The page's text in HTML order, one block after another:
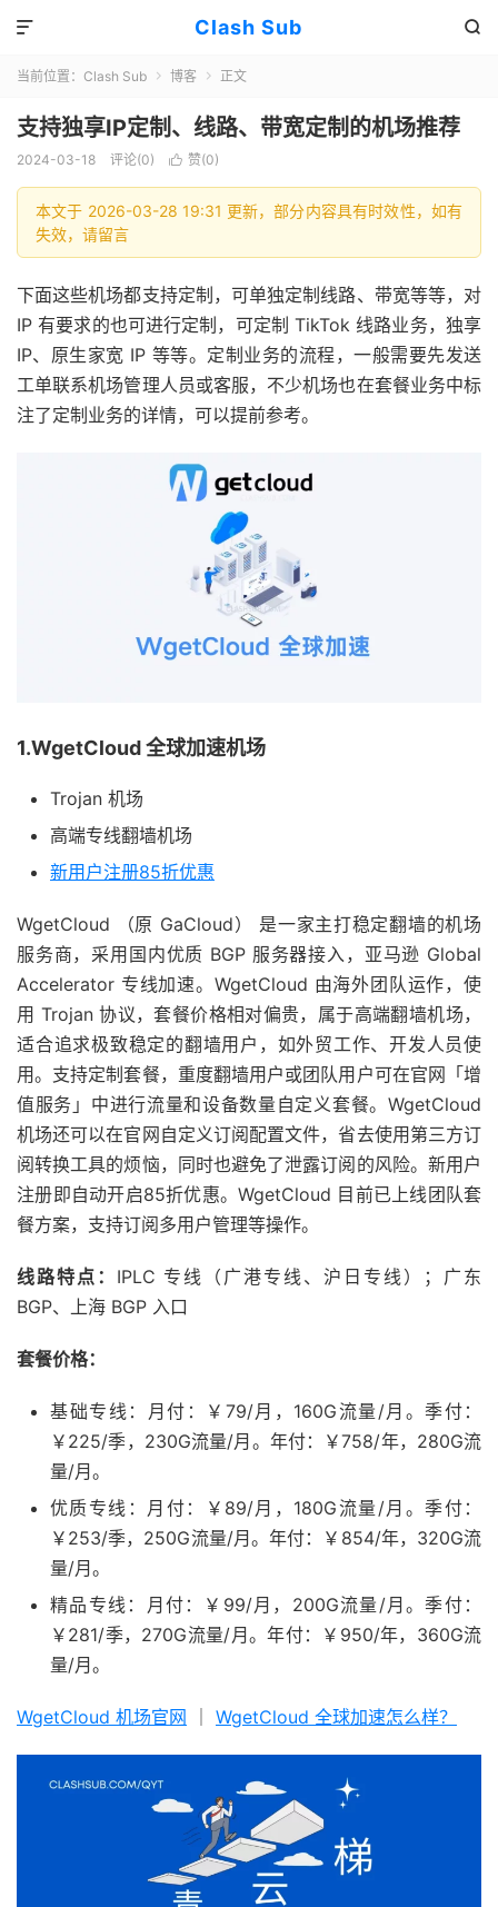
Clash Sub 

当前位置： Clash Sub  博客  正文
支持独享IP定制、线路、带宽定制的机场推荐
2024-03-18 评论(0)  赞(0)
本文于 2026-03-28 19:31 更新，部分内容具有时效性，如有
失效，请留言
下面这些机场都支持定制，可单独定制线路、带宽等等，对
IP 有要求的也可进行定制，可定制 TikTok 线路业务，独享
IP、原生家宽 IP 等等。定制业务的流程，一般需要先发送
工单联系机场管理人员或客服，不少机场也在套餐业务中标
注了定制业务的详情，可以提前参考。
1.WgetCloud 全球加速机场
Trojan 机场
高端专线翻墙机场
新用户注册85折优惠
WgetCloud （原 GaCloud） 是一家主打稳定翻墙的机场
服务商，采用国内优质 BGP 服务器接入，亚马逊 Global
Accelerator 专线加速。WgetCloud 由海外团队运作，使
用 Trojan 协议，套餐价格相对偏贵，属于高端翻墙机场，
适合追求极致稳定的翻墙用户，如外贸工作、开发人员使
用。支持定制套餐，重度翻墙用户或团队用户可在官网「增
值服务」中进行流量和设备数量自定义套餐。WgetCloud
机场还可以在官网自定义订阅配置文件，省去使用第三方订
阅转换工具的烦恼，同时也避免了泄露订阅的风险。新用户
注册即自动开启85折优惠。WgetCloud 目前已上线团队套
餐方案，支持订阅多用户管理等操作。
线路特点： IPLC 专线（广港专线、沪日专线）；广东
BGP、上海 BGP 入口
套餐价格：
基础专线：月付：￥79/月，160G流量/月。季付：
￥225/季，230G流量/月。年付：￥758/年，280G流
量/月。
优质专线：月付：￥89/月，180G流量/月。季付：
￥253/季，250G流量/月。年付：￥854/年，320G流
量/月。
精品专线：月付：￥99/月，200G流量/月。季付：
￥281/季，270G流量/月。年付：￥950/年，360G流
量/月。
WgetCloud 机场官网 WgetCloud 全球加速怎么样？